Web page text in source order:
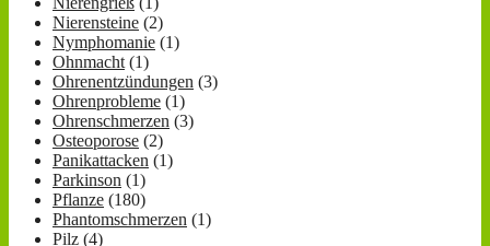
Nierensteine (2)
Nymphomanie (1)
Ohnmacht (1)
Ohrenentzündungen (3)
Ohrenprobleme (1)
Ohrenschmerzen (3)
Osteoporose (2)
Panikattacken (1)
Parkinson (1)
Pflanze (180)
Phantomschmerzen (1)
Pilz (4)